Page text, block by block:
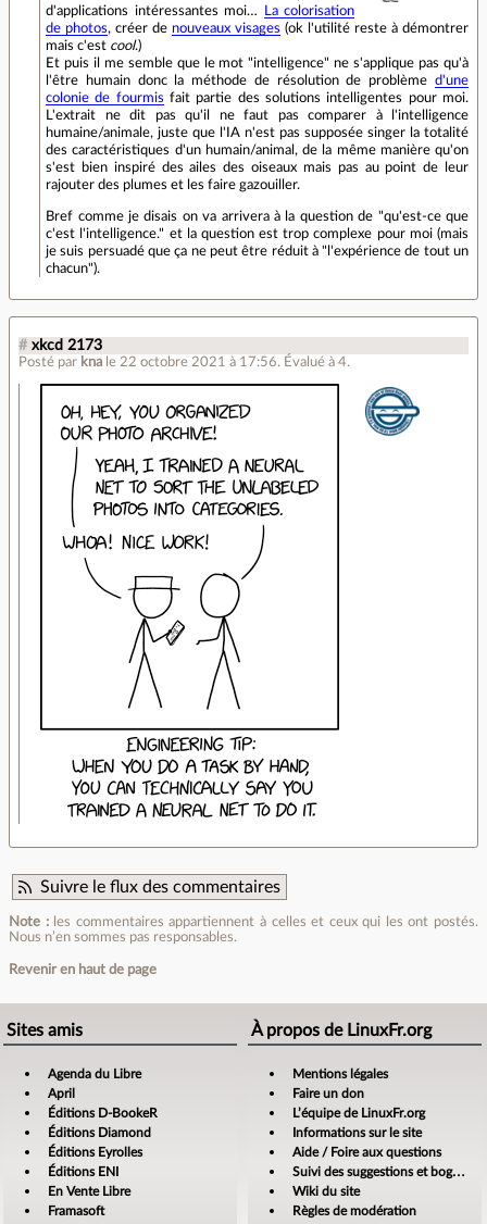
d'applications intéressantes moi…
La colorisation
de photos, créer de nouveaux visages (ok l'utilité reste à démontrer
mais c'est cool.)
Et puis il me semble que le mot "intelligence" ne s'applique pas qu'à
l'être humain donc la méthode de résolution de problème d'une
colonie de fourmis fait partie des solutions intelligentes pour moi.
L'extrait ne dit pas qu'il ne faut pas comparer à l'intelligence
humaine/animale, juste que l'IA n'est pas supposée singer la totalité
des caractéristiques d'un humain/animal, de la même manière qu'on
s'est bien inspiré des ailes des oiseaux mais pas au point de leur
rajouter des plumes et les faire gazouiller.
Bref comme je disais on va arrivera à la question de "qu'est-ce que
c'est l'intelligence." et la question est trop complexe pour moi (mais
je suis persuadé que ça ne peut être réduit à "l'expérience de tout un
chacun").
# xkcd 2173
Posté par kna le 22 octobre 2021 à 17:56. Évalué à 4.
Suivre le flux des commentaires
Note :les commentaires appartiennent à celles et ceux qui les ont postés.
Nous n’en sommes pas responsables.
Revenir en haut de page
Sites amis
Agenda du Libre
April
Éditions D-BookeR
Éditions Diamond
Éditions Eyrolles
Éditions ENI
En Vente Libre
Framasoft
À propos de LinuxFr.org
Mentions légales
Faire un don
L’équipe de LinuxFr.org
Informations sur le site
Aide / Foire aux questions
Suivi des suggestions et bogues
Wiki du site
Règles de modération